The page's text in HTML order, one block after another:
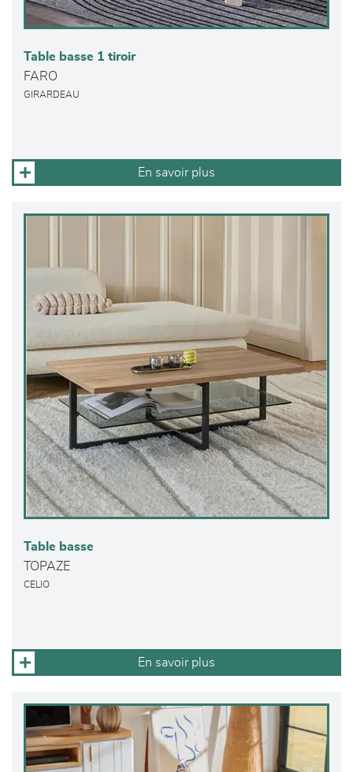
Table basse 1 tiroir
FARO
GIRARDEAU
En savoir plus
Table basse
TOPAZE
CELIO
En savoir plus